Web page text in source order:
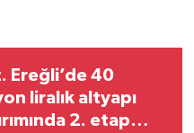
Ereğli’de 40
liralık altyapı
2. etap